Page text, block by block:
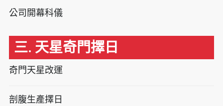
公司開幕科儀
三. 天星奇門擇日
奇門天星改運
剖腹生產擇日